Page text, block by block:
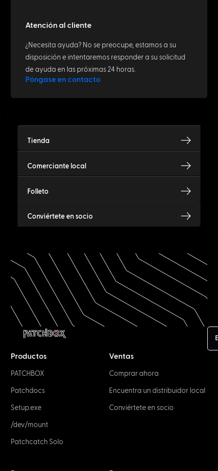
Atención al cliente
¿Necesita ayuda? No se preocupe, estamos a su
disposición e intentaremos responder a su solicitud
de ayuda en las próximas 24 horas.
Póngase en contacto
Tienda
Comerciante local
Folleto
Conviértete en socio
Productos
PATCHBOX
Patchdocs
Setup.exe
/dev/mount
Patchcatch Solo
Ventas
Comprar ahora
Encuentra un distribuidor local
Conviértete en socio